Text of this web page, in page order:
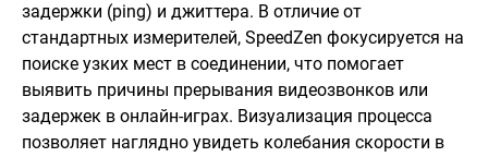
задержки (ping) и джиттера. В отличие от
стандартных измерителей, SpeedZen фокусируется на
поиске узких мест в соединении, что помогает
выявить причины прерывания видеозвонков или
задержек в онлайн-играх. Визуализация процесса
позволяет наглядно увидеть колебания скорости в